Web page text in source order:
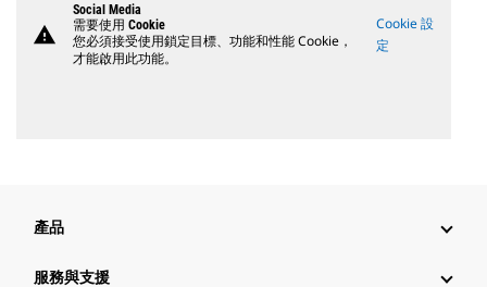
warning
Social Media
需要使用 Cookie
您必須接受使用鎖定目標、功能和性能 Cookie，
才能啟用此功能。
Cookie 設
定
產品
服務與支援